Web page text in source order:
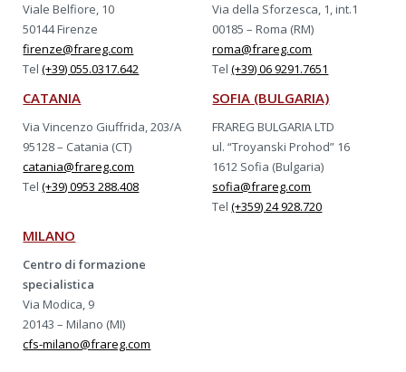
Viale Belfiore, 10
50144 Firenze
firenze@frareg.com
Tel(+39) 055.0317.642
Via della Sforzesca, 1, int.1
00185 – Roma (RM)
roma@frareg.com
Tel(+39) 06 9291.7651
CATANIA
Via Vincenzo Giuffrida, 203/A
95128 – Catania (CT)
catania@frareg.com
Tel(+39) 0953 288.408
SOFIA (BULGARIA)
FRAREG BULGARIA LTD
ul. “Troyanski Prohod” 16
1612 Sofia (Bulgaria)
sofia@frareg.com
Tel(+359) 24 928.720
MILANO
Centro di formazione
specialistica
Via Modica, 9
20143 – Milano (MI)
cfs-milano@frareg.com